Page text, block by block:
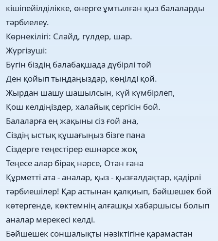
кішіпейілділікке, өнерге ұмтылған қыз балаларды
тәрбиелеу.
Көрнекілігі: Слайд, гүлдер, шар.
Жүргізуші:
Бүгін біздің балабақшада дүбірлі той
Ден қойып тыңдаңыздар, көңілді қой.
Жырдан шашу шашылсын, күй күмбірлеп,
Қош келдіңіздер, халайық сергісін бой.
Балаларға ең жақыны сіз ғой ана,
Сіздің ыстық құшағыңыз бізге пана
Сіздерге теңестірер ешнәрсе жоқ
Теңесе алар бірақ нәрсе, Отан ғана
Құрметті ата - аналар, қыз - қызғалдақтар, қадірлі
тәрбиешілер! Қар астынан қалқиып, бәйшешек бой
көтергенде, көктемнің алғашқы хабаршысы болып
аналар мерекесі келді.
Бәйшешек соншалықты нәзіктігіне қарамастан